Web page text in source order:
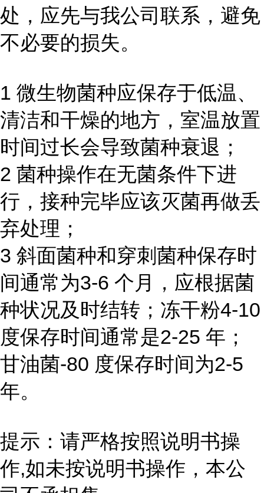
处，应先与我公司联系，避免
不必要的损失。
1 微生物菌种应保存于低温、
清洁和干燥的地方，室温放置
时间过长会导致菌种衰退；
2 菌种操作在无菌条件下进
行，接种完毕应该灭菌再做丢
弃处理；
3 斜面菌种和穿刺菌种保存时
间通常为3-6 个月，应根据菌
种状况及时结转；冻干粉4-10
度保存时间通常是2-25 年；
甘油菌-80 度保存时间为2-5
年。
提示：请严格按照说明书操
作,如未按说明书操作，本公